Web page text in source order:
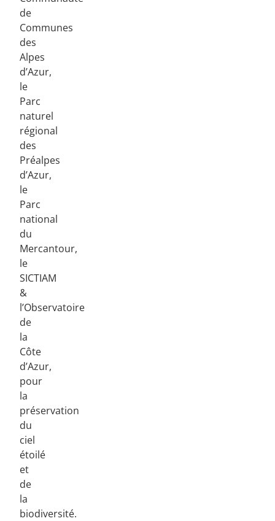
de
Communes
des
Alpes
d’Azur,
le
Parc
naturel
régional
des
Préalpes
d’Azur,
le
Parc
national
du
Mercantour,
le
SICTIAM
&
l’Observatoire
de
la
Côte
d’Azur,
pour
la
préservation
du
ciel
étoilé
et
de
la
biodiversité.